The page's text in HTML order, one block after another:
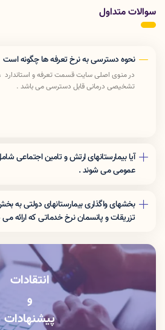
سوالات متداول
نحوه دسترسی به نرخ تعرفه ها چگونه است
در منوی اصلی سایت قسمت تعرفه و استاندارد
تشخیصی درمانی قابل دسترسی می باشد .
آیا بیمارستانهای ارتش و تامین اجتماعی
عمومی می شوند .
بخشهای واگذاری بیمارستانهای دولتی به
تزریقات و پانسمان نرخ خدماتی که اراِئه
انتقادات
و
پیشنهادات